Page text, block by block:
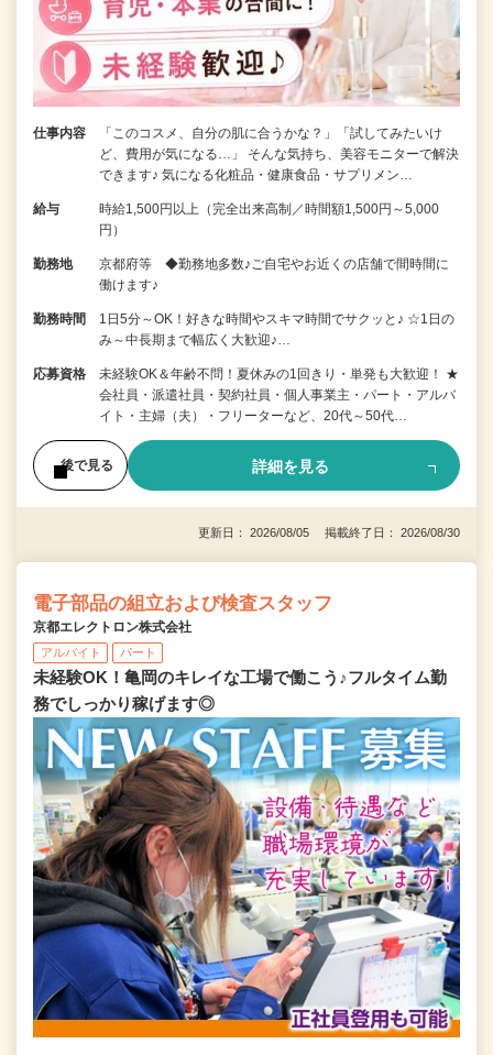
仕事内容
「このコスメ、自分の肌に合うかな？」「試してみたいけ
ど、費用が気になる…」 そんな気持ち、美容モニターで解決
できます♪ 気になる化粧品・健康食品・サプリメン…
給与
時給1,500円以上（完全出来高制／時間額1,500円～5,000
円）
勤務地
京都府等 ◆勤務地多数♪ご自宅やお近くの店舗で間時間に
働けます♪
勤務時間
1日5分～OK！好きな時間やスキマ時間でサクッと♪ ☆1日の
み～中長期まで幅広く大歓迎♪…
応募資格
未経験OK＆年齢不問！夏休みの1回きり・単発も大歓迎！ ★
会社員・派遣社員・契約社員・個人事業主・パート・アルバ
イト・主婦（夫）・フリーターなど、20代～50代…
後で見る 詳細を見る
更新日： 2026/08/05 掲載終了日： 2026/08/30
電子部品の組立および検査スタッフ
京都エレクトロン株式会社
アルバイト パート
未経験OK！亀岡のキレイな工場で働こう♪フルタイム勤
務でしっかり稼げます◎